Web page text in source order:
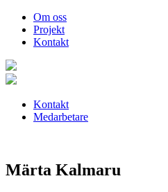
Om oss
Projekt
Kontakt
Kontakt
Medarbetare
Märta Kalmaru